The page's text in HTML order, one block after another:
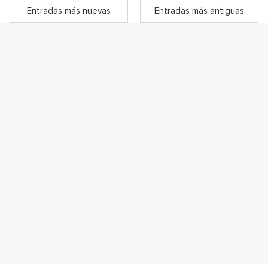
Entradas más nuevas Entradas más antiguas